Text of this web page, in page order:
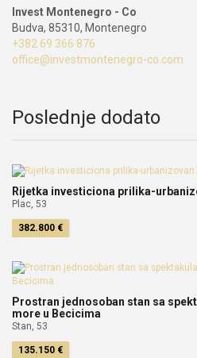
Invest Montenegro - Co
Budva, 85310, Montenegro
+382 69 366 876
office@investmontenegro-co.com
Poslednje dodato
Rijetka investiciona prilika-
Plac, 53
382.800 €
Prostran jednosoban stan sa
more u Becicima
Stan, 53
135.150 €